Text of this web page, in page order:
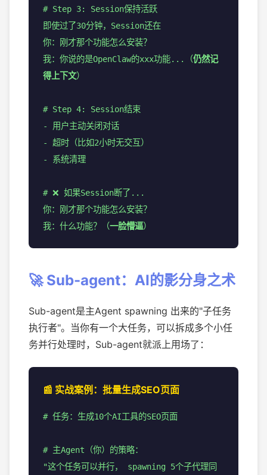
# Step 3: Session保持活跃
即使过了30分钟，Session还在
你：刚才那个功能怎么安装？
我：你说的是OpenClaw的xxx功能...（仍然记
得上下文）
# Step 4: Session结束
- 用户主动关闭对话
- 超时（比如2小时无交互）
- 系统清理
# ❌ 如果Session断了...
你：刚才那个功能怎么安装？
我：什么功能？（一脸懵逼）
🚀 Sub-agent：AI的影分身之术
Sub-agent是主Agent spawning 出来的"子任务
执行者"。当你有一个大任务，可以拆成多个小任
务并行处理时，Sub-agent就派上用场了：
📰 实战案例：批量生成SEO页面
# 任务：生成10个AI工具的SEO页面
# 主Agent（你）的策略：
"这个任务可以并行， spawning 5个子代理同